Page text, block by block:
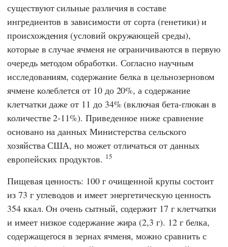
существуют сильные различия в составе
ингредиентов в зависимости от сорта (генетики) и
происхождения (условий окружающей среды),
которые в случае ячменя не ограничиваются в первую
очередь методом обработки. Согласно научным
исследованиям, содержание белка в цельнозерновом
ячмене колеблется от 10 до 20%, а содержание
клетчатки даже от 11 до 34% (включая бета-глюкан в
количестве 2-11%). Приведенное ниже сравнение
основано на данных Министерства сельского
хозяйства США, но может отличаться от данных
европейских продуктов. 15
Пищевая ценность: 100 г очищенной крупы состоит
из 73 г углеводов и имеет энергетическую ценность
354 ккал. Он очень сытный, содержит 17 г клетчатки
и имеет низкое содержание жира (2,3 г). 12 г белка,
содержащегося в зернах ячменя, можно сравнить с